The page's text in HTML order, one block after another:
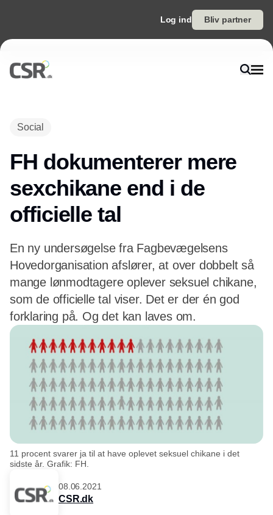
Log ind Bliv partner
Social
FH dokumenterer mere
sexchikane end i de
officielle tal
En ny undersøgelse fra Fagbevægelsens
Hovedorganisation afslører, at over dobbelt så
mange lønmodtagere oplever seksuel chikane,
som de officielle tal viser. Det er der én god
forklaring på. Og det kan laves om.
11 procent svarer ja til at have oplevet seksuel chikane i det
sidste år. Grafik: FH.
08.06.2021
CSR.dk